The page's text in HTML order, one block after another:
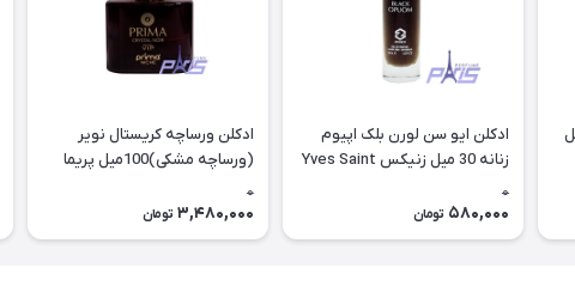
ادکلن ایو سن لورن بلک اپیوم
زنانه 30 میل زنیکس Yves Saint
0
580,000 تومان
ادکلن ورساچه کریستال نویر
(ورساچه مشکی)100میل پریما
niche (vip
0
3,480,000 تومان